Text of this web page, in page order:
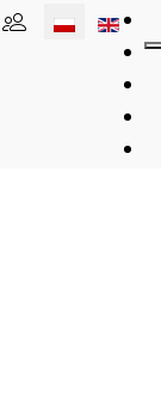
Wybierz swój